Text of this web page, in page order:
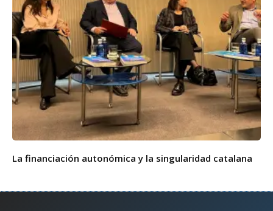
La financiación autonómica y la singularidad catalana